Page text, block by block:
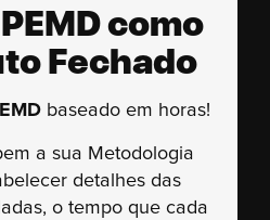
como
Fechado
baseado em horas!
a sua Metodologia
detalhes das
o tempo que cada